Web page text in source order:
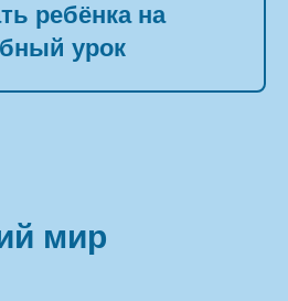
ребёнка на
урок
мир